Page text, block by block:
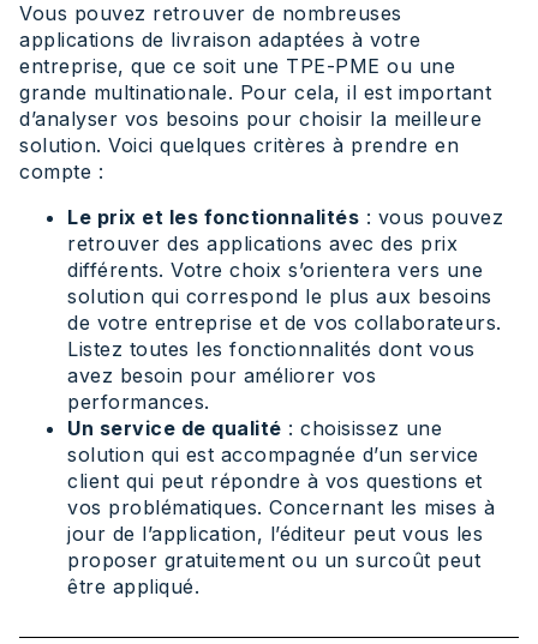
Vous pouvez retrouver de nombreuses
applications de livraison adaptées à votre
entreprise, que ce soit une TPE-PME ou une
grande multinationale. Pour cela, il est important
d’analyser vos besoins pour choisir la meilleure
solution. Voici quelques critères à prendre en
compte :
Le prix et les fonctionnalités : vous pouvez
retrouver des applications avec des prix
différents. Votre choix s’orientera vers une
solution qui correspond le plus aux besoins
de votre entreprise et de vos collaborateurs.
Listez toutes les fonctionnalités dont vous
avez besoin pour améliorer vos
performances.
Un service de qualité : choisissez une
solution qui est accompagnée d’un service
client qui peut répondre à vos questions et
vos problématiques. Concernant les mises à
jour de l’application, l’éditeur peut vous les
proposer gratuitement ou un surcoût peut
être appliqué.